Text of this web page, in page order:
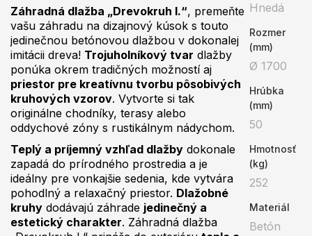
Záhradná dlažba „Drevokruh I.“, premeňte
vašu záhradu na dizajnový kúsok s touto
jedinečnou betónovou dlažbou v dokonalej
imitácii dreva! Trojuholníkový tvar dlažby
ponúka okrem tradičných možností aj
priestor pre kreatívnu tvorbu pôsobivých
kruhových vzorov. Vytvorte si tak
originálne chodníky, terasy alebo
oddychové zóny s rustikálnym nádychom.
Teplý a príjemný vzhľad dlažby dokonale
zapadá do prírodného prostredia a je
ideálny pre vonkajšie sedenia, kde vytvára
pohodlný a relaxačný priestor. Dlažobné
kruhy dodávajú záhrade jedinečný a
estetický charakter. Záhradná dlažba
Hnedá
Rozmer
(mm)
Ø 1700
Hrúbka
(mm)
50
Hmotnosť
(kg)
252
Materiál
Betón